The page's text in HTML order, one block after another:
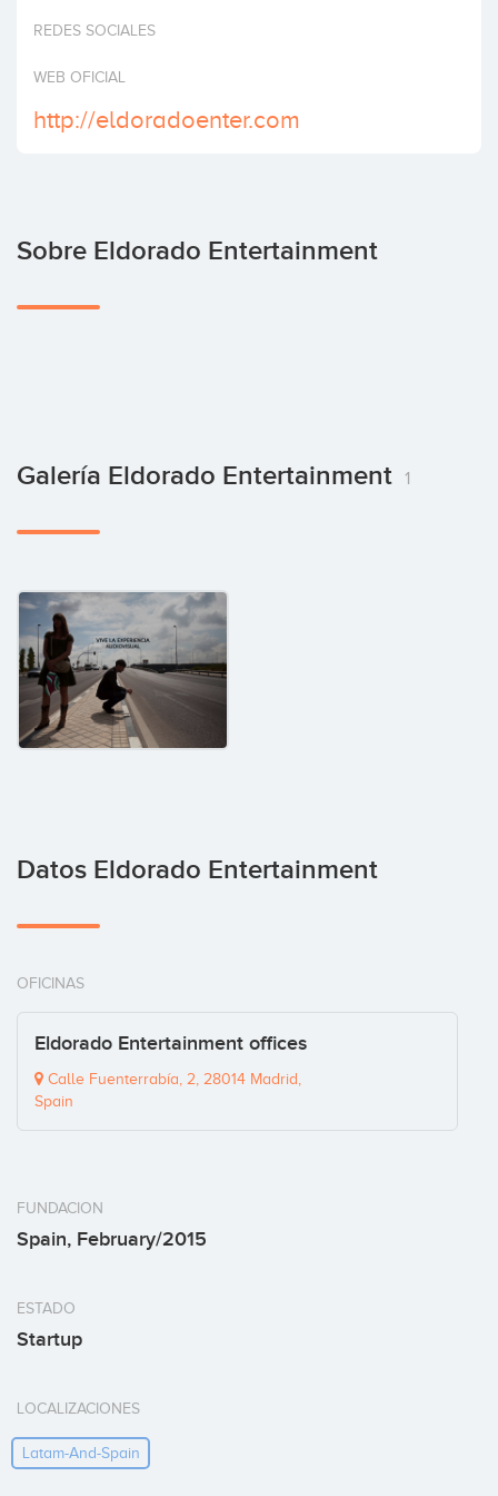
Invertir
REDES SOCIALES
WEB OFICIAL
http://eldoradoenter.com
Sobre Eldorado Entertainment
Galería Eldorado Entertainment 1
Datos Eldorado Entertainment
OFICINAS
Eldorado Entertainment offices
Calle Fuenterrabía, 2, 28014 Madrid,
Spain
FUNDACION
Spain, February/2015
ESTADO
Startup
LOCALIZACIONES
Latam-And-Spain